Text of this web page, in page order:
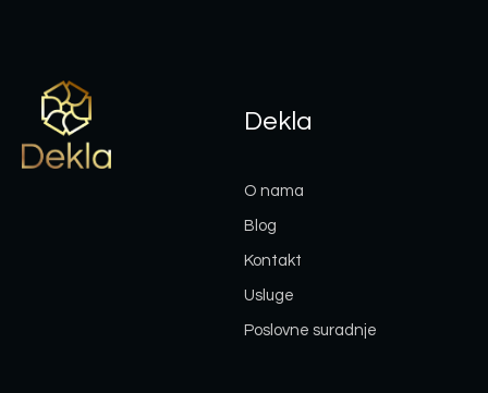
Dekla
O nama
Blog
Kontakt
Usluge
Poslovne suradnje